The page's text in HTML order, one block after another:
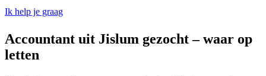
Ik help je graag
Accountant uit Jislum gezocht – waar op
letten